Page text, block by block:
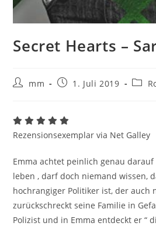
Secret Hearts –
mm 1. Juli 2019
Rezensionsexemplar via Net Galley
Emma achtet peinlich genau
leben , darf doch niemand wissen,
hochrangiger Politiker ist, der auch
zurückschreckt seine Familie in
Polizist und in Emma entdeckt er “